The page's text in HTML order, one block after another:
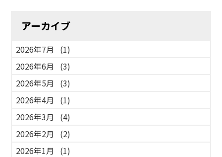
アーカイブ
2026年7月
(1)
2026年6月
(3)
2026年5月
(3)
2026年4月
(1)
2026年3月
(4)
2026年2月
(2)
2026年1月
(1)